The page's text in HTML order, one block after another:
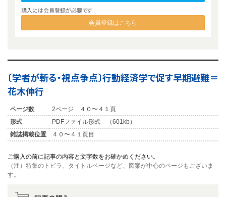
購入には会員登録が必要です
会員登録はこちら
〔学者が斬る・視点争点〕行動経済学で促す早期避難＝
花木伸行
ページ数
2ページ ４０〜４１頁
形式
PDFファイル形式 （601kb）
雑誌掲載位置
４０〜４１頁目
ご購入の前に記事の内容と文字数をお確かめください。
（注）特集のトビラ、タイトルページなど、図案が中心のページもございま
す。